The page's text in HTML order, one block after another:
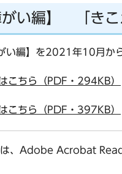
い編】 「きこ
編】を2021年10月か
こちら（PDF・294KB）
こちら（PDF・397KB）
は、Adobe Acrobat